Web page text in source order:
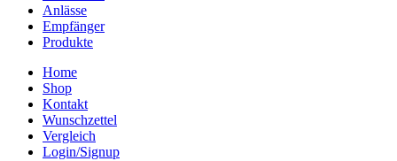
Anlässe
Empfänger
Produkte
Home
Shop
Kontakt
Wunschzettel
Vergleich
Login/Signup